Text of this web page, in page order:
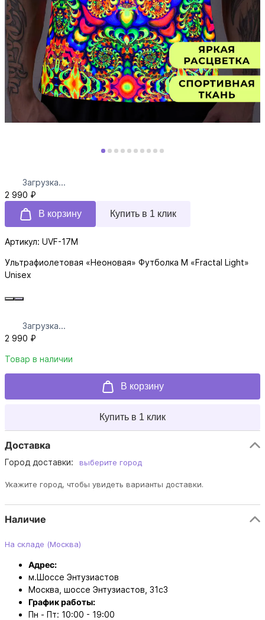
Загрузка...
2 990 ₽
В корзину
Купить в 1 клик
Артикул: UVF-17M
Ультрафиолетовая «Неоновая» Футболка M «Fractal Light»
Unisex
Загрузка...
2 990 ₽
Товар в наличии
В корзину
Купить в 1 клик
Доставка
Город доставки: выберите город
Укажите город, чтобы увидеть варианты доставки.
Наличие
На складе (Москва)
Адрес:
м.Шоссе Энтузиастов
Москва, шоссе Энтузиастов, 31с3
График работы:
Пн - Пт: 10:00 - 19:00